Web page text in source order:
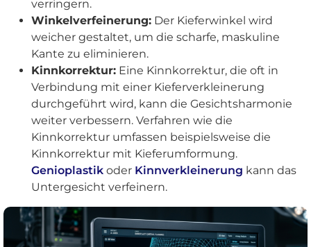
verringern.
Winkelverfeinerung: Der Kieferwinkel wird
weicher gestaltet, um die scharfe, maskuline
Kante zu eliminieren.
Kinnkorrektur: Eine Kinnkorrektur, die oft in
Verbindung mit einer Kieferverkleinerung
durchgeführt wird, kann die Gesichtsharmonie
weiter verbessern. Verfahren wie die
Kinnkorrektur umfassen beispielsweise die
Kinnkorrektur mit Kieferumformung.
Genioplastik oder Kinnverkleinerung kann das
Untergesicht verfeinern.